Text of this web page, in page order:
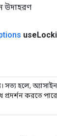
উদাহরণ
use
হলে,
করতে